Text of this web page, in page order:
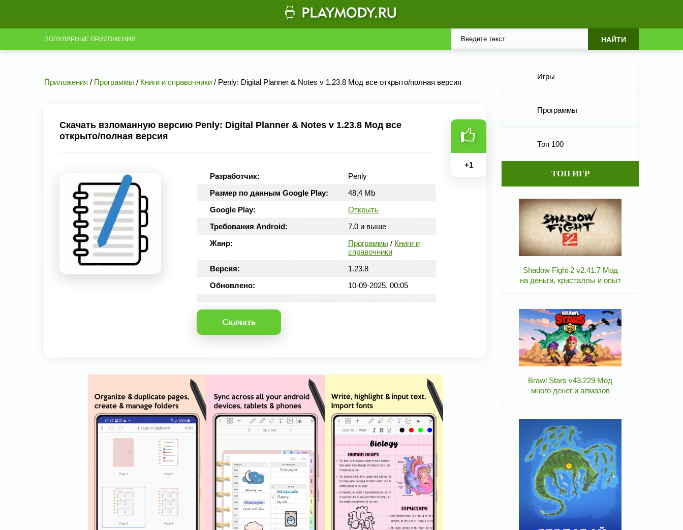
ПОПУЛЯРНЫЕ ПРИЛОЖЕНИЯ
Приложения / Программы / Книги и справочники / Penly: Digital Planner & Notes v 1.23.8 Мод все открыто/полная версия
Скачать взломанную версию Penly: Digital Planner & Notes v 1.23.8 Мод все
открыто/полная версия
Разработчик:
Penly
Размер по данным Google Play:
48.4 Mb
Google Play:
Открыть
Требования Android:
7.0 и выше
Жанр:
Программы / Книги и
справочники
Версия:
1.23.8
Обновлено:
10-09-2025, 00:05
Скачать
+1
Игры
Программы
Топ 100
ТОП ИГР
Shadow Fight 2 v2.41.7 Мод
на деньги, кристаллы и опыт
Brawl Stars v43.229 Мод
много денег и алмазов